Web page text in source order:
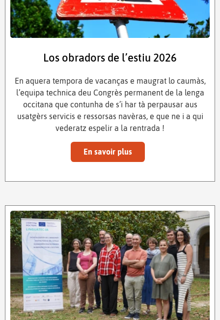
Los obradors de l’estiu 2026
En aquera tempora de vacanças e maugrat lo caumàs,
l’equipa technica deu Congrès permanent de la lenga
occitana que contunha de s’i har tà perpausar aus
usatgèrs servicis e ressorsas navèras, e que ne i a qui
vederatz espelir a la rentrada !
En savoir plus